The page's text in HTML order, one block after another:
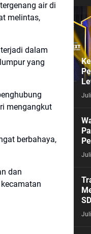
air di
melintas,
dalam
yang
mengangkut
berbahaya,
dan